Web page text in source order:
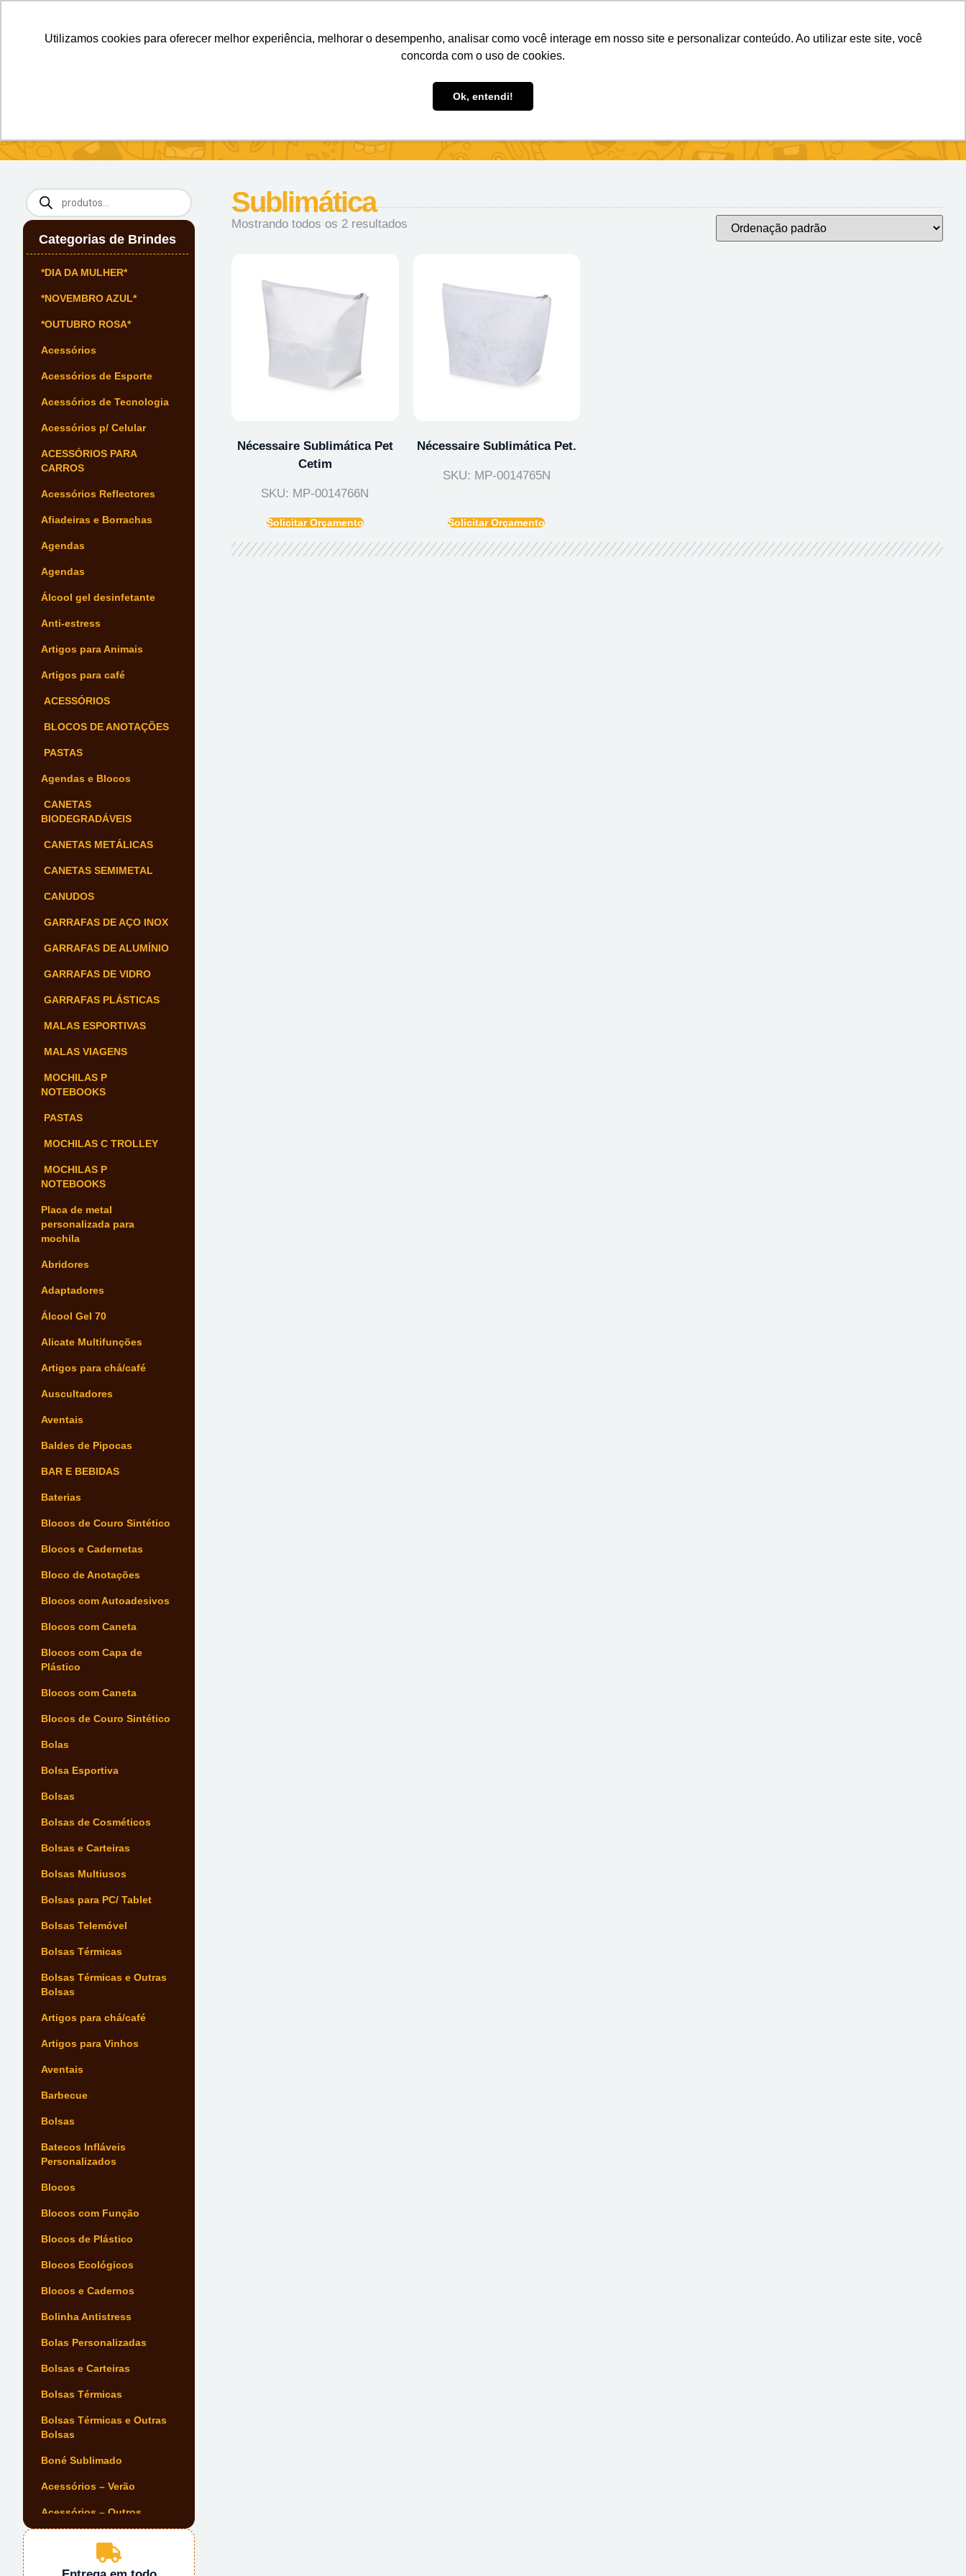
Utilizamos cookies para oferecer melhor experiência, melhorar o desempenho, analisar como você interage em nosso site e personalizar conteúdo. Ao utilizar este site, você
concorda com o uso de cookies.
Ok, entendi!
Brindes Personalizados Brindes Ecológicos
Categorias de Brindes
*DIA DA MULHER*
*NOVEMBRO AZUL*
*OUTUBRO ROSA*
Acessórios
Acessórios de Esporte
Acessórios de Tecnologia
Acessórios p/ Celular
ACESSÓRIOS PARA
CARROS
Acessórios Reflectores
Afiadeiras e Borrachas
Agendas
Agendas
Álcool gel desinfetante
Anti-estress
Artigos para Animais
Artigos para café
ACESSÓRIOS
BLOCOS DE ANOTAÇÕES
PASTAS
Agendas e Blocos
CANETAS
BIODEGRADÁVEIS
CANETAS METÁLICAS
CANETAS SEMIMETAL
CANUDOS
GARRAFAS DE AÇO INOX
GARRAFAS DE ALUMÍNIO
GARRAFAS DE VIDRO
GARRAFAS PLÁSTICAS
MALAS ESPORTIVAS
MALAS VIAGENS
MOCHILAS P
NOTEBOOKS
PASTAS
MOCHILAS C TROLLEY
MOCHILAS P
NOTEBOOKS
Placa de metal
personalizada para
mochila
Abridores
Adaptadores
Álcool Gel 70
Alicate Multifunções
Artigos para chá/café
Auscultadores
Aventais
Baldes de Pipocas
BAR E BEBIDAS
Baterias
Blocos de Couro Sintético
Blocos e Cadernetas
Bloco de Anotações
Blocos com Autoadesivos
Blocos com Caneta
Blocos com Capa de
Plástico
Blocos com Caneta
Blocos de Couro Sintético
Bolas
Bolsa Esportiva
Bolsas
Bolsas de Cosméticos
Bolsas e Carteiras
Bolsas Multiusos
Bolsas para PC/ Tablet
Bolsas Telemóvel
Bolsas Térmicas
Bolsas Térmicas e Outras
Bolsas
Artigos para chá/café
Artigos para Vinhos
Aventais
Barbecue
Bolsas
Batecos Infláveis
Personalizados
Blocos
Blocos com Função
Blocos de Plástico
Blocos Ecológicos
Blocos e Cadernos
Bolinha Antistress
Bolas Personalizadas
Bolsas e Carteiras
Bolsas Térmicas
Bolsas Térmicas e Outras
Bolsas
Boné Sublimado
Acessórios – Verão
Acessórios – Outros
Acessórios de Escrita
Sublimática
Mostrando todos os 2 resultados
Nécessaire Sublimática Pet
Cetim
SKU: MP-0014766N
Solicitar Orçamento
Nécessaire Sublimática Pet.
SKU: MP-0014765N
Solicitar Orçamento